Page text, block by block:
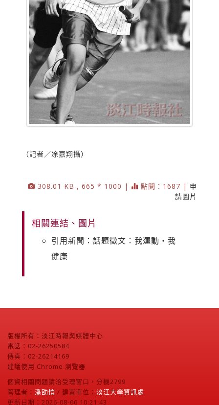
（記者／凃嘉翔攝）
308.01 KB , 665 * 1000 | 點閱：1687 | 申
請圖片
相關連結、圖片
引用新聞：話題徵文：我運動‧我
健康
版權所有：淡江時報與媒體中心
電話：02-26250584
傳真：02-26214169
建議使用 Chrome 瀏覽器
個資相關問題請洽受理窗口，分機2799
管理者： 潘劭愷 / 建置單位： 淡江大學資訊處
更新日期：2026-08-06 10:21:43